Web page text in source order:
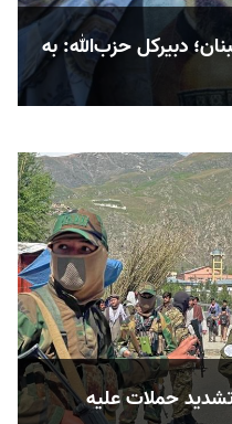
دبیرکل حزب‌الله: به
حملات علیه